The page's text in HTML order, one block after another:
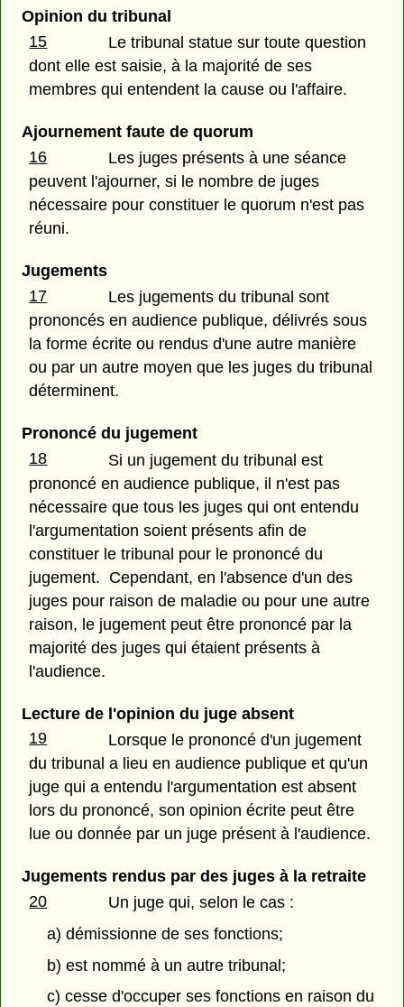
Opinion du tribunal
15
Le tribunal statue sur toute question
dont elle est saisie, à la majorité de ses
membres qui entendent la cause ou l'affaire.
Ajournement faute de quorum
16
Les juges présents à une séance
peuvent l'ajourner, si le nombre de juges
nécessaire pour constituer le quorum n'est pas
réuni.
Jugements
17
Les jugements du tribunal sont
prononcés en audience publique, délivrés sous
la forme écrite ou rendus d'une autre manière
ou par un autre moyen que les juges du tribunal
déterminent.
Prononcé du jugement
18
Si un jugement du tribunal est
prononcé en audience publique, il n'est pas
nécessaire que tous les juges qui ont entendu
l'argumentation soient présents afin de
constituer le tribunal pour le prononcé du
jugement. Cependant, en l'absence d'un des
juges pour raison de maladie ou pour une autre
raison, le jugement peut être prononcé par la
majorité des juges qui étaient présents à
l'audience.
Lecture de l'opinion du juge absent
19
Lorsque le prononcé d'un jugement
du tribunal a lieu en audience publique et qu'un
juge qui a entendu l'argumentation est absent
lors du prononcé, son opinion écrite peut être
lue ou donnée par un juge présent à l'audience.
Jugements rendus par des juges à la retraite
20
Un juge qui, selon le cas :
a) démissionne de ses fonctions;
b) est nommé à un autre tribunal;
c) cesse d'occuper ses fonctions en raison du